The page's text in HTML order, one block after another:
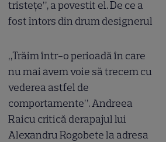
tristețe”, a povestit el. De ce a
fost întors din drum designerul
„Trăim într-o perioadă în care
nu mai avem voie să trecem cu
vederea astfel de
comportamente”. Andreea
Raicu critică derapajul lui
Alexandru Rogobete la adresa